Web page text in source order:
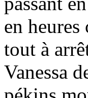
en
tout à
Vanessa